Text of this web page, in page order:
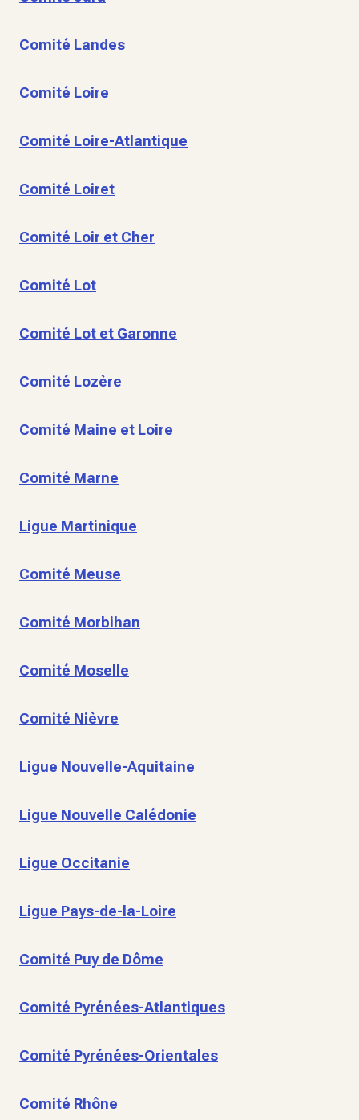
Comité Landes
Comité Loire
Comité Loire-Atlantique
Comité Loiret
Comité Loir et Cher
Comité Lot
Comité Lot et Garonne
Comité Lozère
Comité Maine et Loire
Comité Marne
Ligue Martinique
Comité Meuse
Comité Morbihan
Comité Moselle
Comité Nièvre
Ligue Nouvelle-Aquitaine
Ligue Nouvelle Calédonie
Ligue Occitanie
Ligue Pays-de-la-Loire
Comité Puy de Dôme
Comité Pyrénées-Atlantiques
Comité Pyrénées-Orientales
Comité Rhône